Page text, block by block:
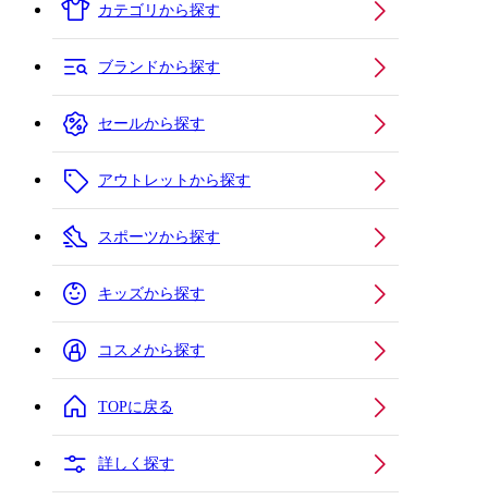
カテゴリから探す
ブランドから探す
セールから探す
アウトレットから探す
スポーツから探す
キッズから探す
コスメから探す
TOPに戻る
詳しく探す